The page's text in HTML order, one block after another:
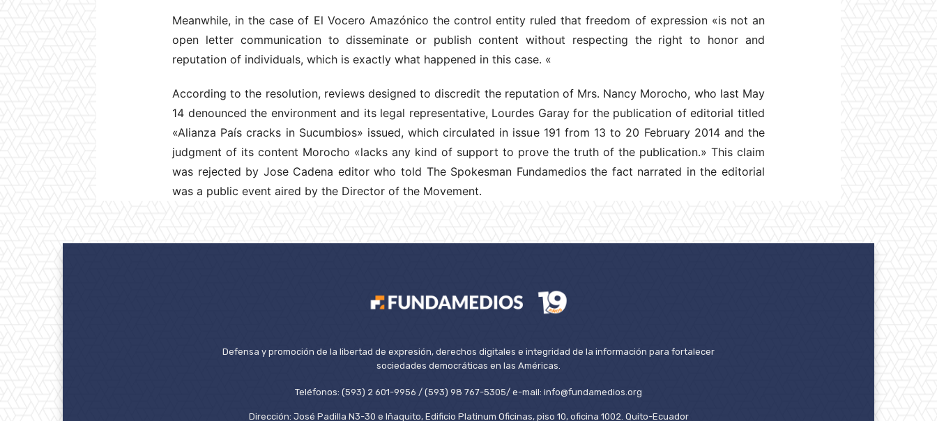
Meanwhile, in the case of El Vocero Amazónico the control entity ruled that freedom of expression «is not an
open letter communication to disseminate or publish content without respecting the right to honor and
reputation of individuals, which is exactly what happened in this case. «
According to the resolution, reviews designed to discredit the reputation of Mrs. Nancy Morocho, who last May
14 denounced the environment and its legal representative, Lourdes Garay for the publication of editorial titled
«Alianza País cracks in Sucumbios» issued, which circulated in issue 191 from 13 to 20 February 2014 and the
judgment of its content Morocho «lacks any kind of support to prove the truth of the publication.» This claim
was rejected by Jose Cadena editor who told The Spokesman Fundamedios the fact narrated in the editorial
was a public event aired by the Director of the Movement.
Defensa y promoción de la libertad de expresión, derechos digitales e integridad de la información para fortalecer
sociedades democráticas en las Américas.
Teléfonos: (593) 2 601-9956 / (593) 98 767-5305/ e-mail: info@fundamedios.org
Dirección: José Padilla N3-30 e Iñaquito, Edificio Platinum Oficinas, piso 10, oficina 1002. Quito-Ecuador